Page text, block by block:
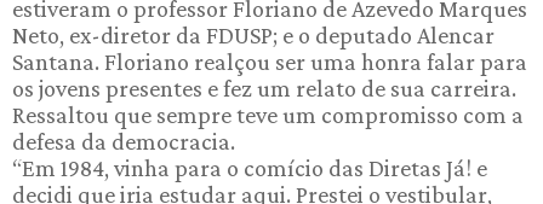
estiveram o professor Floriano de Azevedo Marques
Neto, ex-diretor da FDUSP; e o deputado Alencar
Santana. Floriano realçou ser uma honra falar para
os jovens presentes e fez um relato de sua carreira.
Ressaltou que sempre teve um compromisso com a
defesa da democracia.
“Em 1984, vinha para o comício das Diretas Já! e
decidi que iria estudar aqui. Prestei o vestibular,